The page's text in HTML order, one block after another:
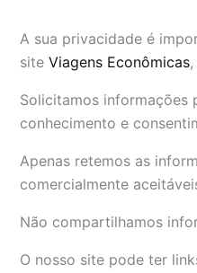
A sua privacidade é
site Viagens Econômicas
Solicitamos informações
conhecimento e
Apenas retemos as
comercialmente
Não compartilhamos
O nosso site pode ter